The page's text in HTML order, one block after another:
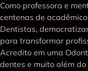
Como professora e
centenas de
Dentistas,
para transformar
Acredito em uma
dentes e muito além